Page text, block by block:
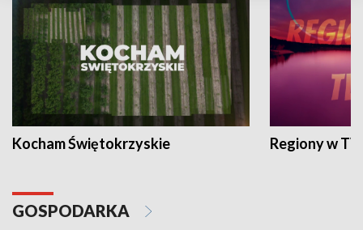
Kocham Świętokrzyskie Regiony w
GOSPODARKA